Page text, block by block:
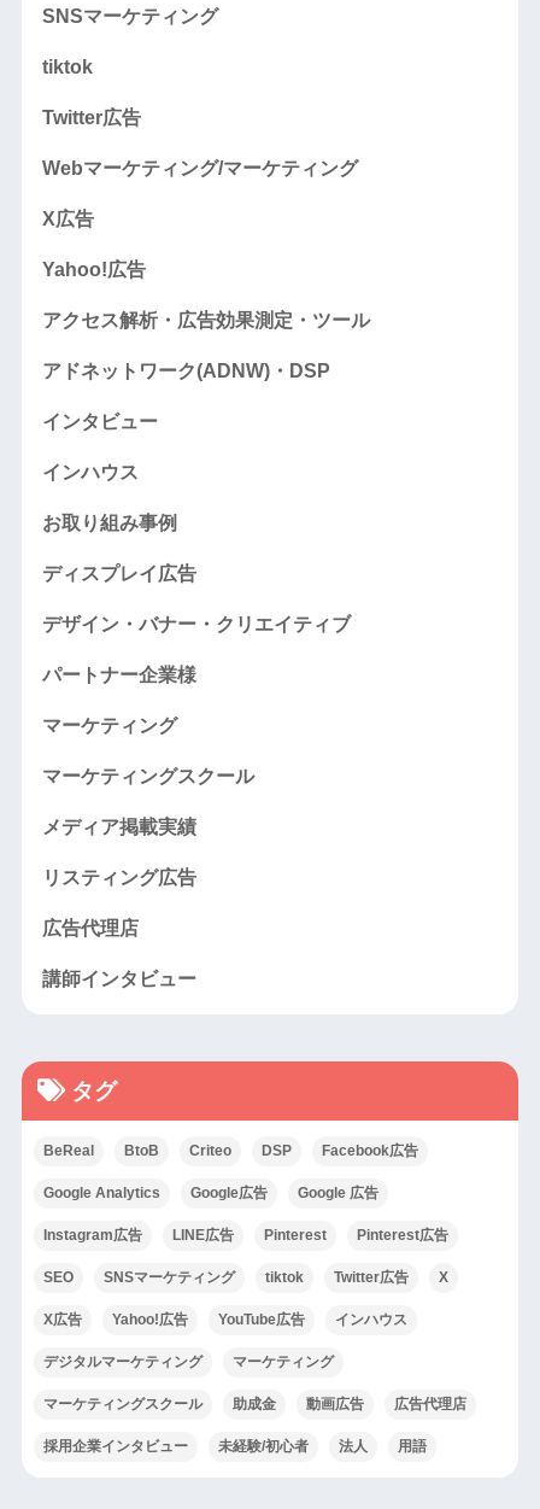
SNSマーケティング
tiktok
Twitter広告
Webマーケティング/マーケティング
X広告
Yahoo!広告
アクセス解析・広告効果測定・ツール
アドネットワーク(ADNW)・DSP
インタビュー
インハウス
お取り組み事例
ディスプレイ広告
デザイン・バナー・クリエイティブ
パートナー企業様
マーケティング
マーケティングスクール
メディア掲載実績
リスティング広告
広告代理店
講師インタビュー
タグ
BeReal BtoB Criteo DSP Facebook広告
Google Analytics Google広告 Google 広告
Instagram広告 LINE広告 Pinterest Pinterest広告
SEO SNSマーケティング tiktok Twitter広告 X
X広告 Yahoo!広告 YouTube広告 インハウス
デジタルマーケティング マーケティング
マーケティングスクール 助成金 動画広告 広告代理店
採用企業インタビュー 未経験/初心者 法人 用語